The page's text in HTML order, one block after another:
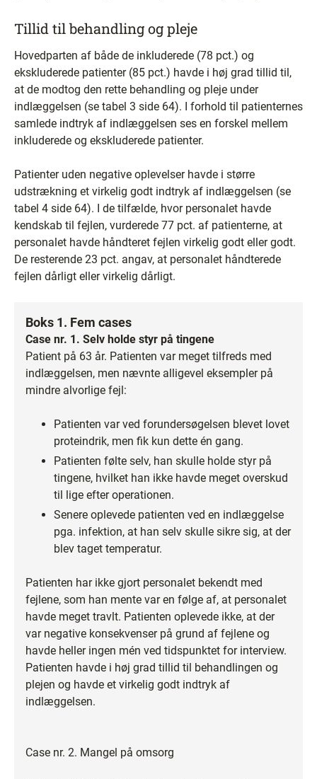
Tillid til behandling og pleje
Hovedparten af både de inkluderede (78 pct.) og
ekskluderede patienter (85 pct.) havde i høj grad tillid til,
at de modtog den rette behandling og pleje under
indlæggelsen (se tabel 3 side 64). I forhold til patienternes
samlede indtryk af indlæggelsen ses en forskel mellem
inkluderede og ekskluderede patienter.
Patienter uden negative oplevelser havde i større
udstrækning et virkelig godt indtryk af indlæggelsen (se
tabel 4 side 64). I de tilfælde, hvor personalet havde
kendskab til fejlen, vurderede 77 pct. af patienterne, at
personalet havde håndteret fejlen virkelig godt eller godt.
De resterende 23 pct. angav, at personalet håndterede
fejlen dårligt eller virkelig dårligt.
Boks 1. Fem cases
Case nr. 1. Selv holde styr på tingene
Patient på 63 år. Patienten var meget tilfreds med
indlæggelsen, men nævnte alligevel eksempler på
mindre alvorlige fejl:
Patienten var ved forundersøgelsen blevet lovet
proteindrik, men fik kun dette én gang.
Patienten følte selv, han skulle holde styr på
tingene, hvilket han ikke havde meget overskud
til lige efter operationen.
Senere oplevede patienten ved en indlæggelse
pga. infektion, at han selv skulle sikre sig, at der
blev taget temperatur.
Patienten har ikke gjort personalet bekendt med
fejlene, som han mente var en følge af, at personalet
havde meget travlt. Patienten oplevede ikke, at der
var negative konsekvenser på grund af fejlene og
havde heller ingen mén ved tidspunktet for interview.
Patienten havde i høj grad tillid til behandlingen og
plejen og havde et virkelig godt indtryk af
indlæggelsen.
Case nr. 2. Mangel på omsorg